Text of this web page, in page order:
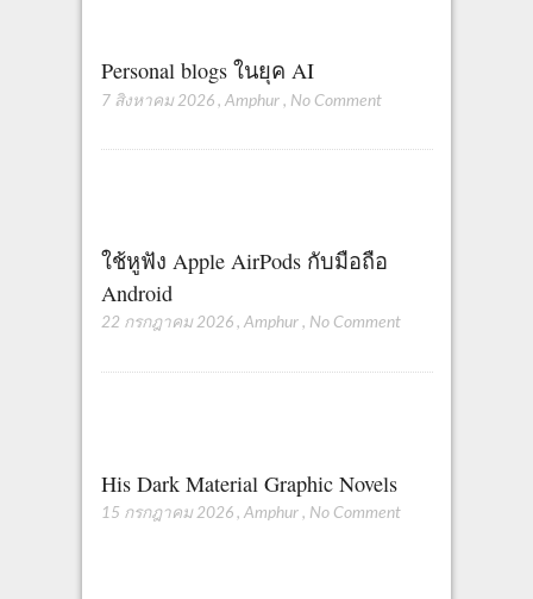
Personal blogs ในยุค AI
7 สิงหาคม 2026 , Amphur , No Comment
ใช้หูฟัง Apple AirPods กับมือถือ
Android
22 กรกฎาคม 2026 , Amphur , No Comment
His Dark Material Graphic Novels
15 กรกฎาคม 2026 , Amphur , No Comment